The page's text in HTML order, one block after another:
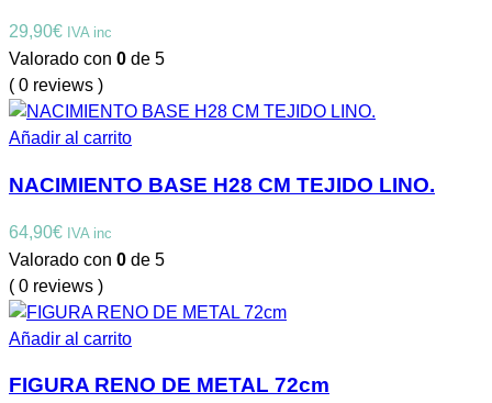
29,90€ IVA inc
Valorado con 0 de 5
( 0 reviews )
Añadir al carrito
NACIMIENTO BASE H28 CM TEJIDO LINO.
64,90€ IVA inc
Valorado con 0 de 5
( 0 reviews )
Añadir al carrito
FIGURA RENO DE METAL 72cm